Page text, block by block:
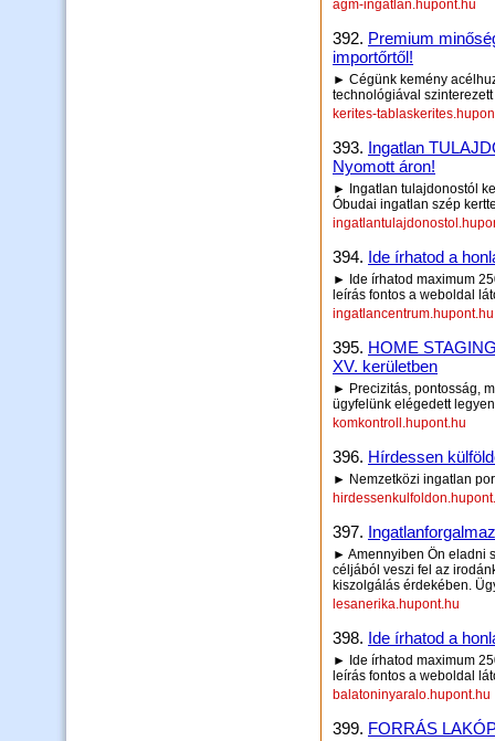
agm-ingatlan.hupont.hu
392. Premium
importőrtől!
► Cégünk kemény
technológiával
kerites-
393. Ingatlan
Nyomott áron!
► Ingatlan tulajdonostól
Óbudai ingatlan szép
394. Ide írhatod a
► Ide írhatod maximum
leírás fontos a weboldal
ingatlancentrum.hupont.hu
395. HOME
XV. kerületben
► Precizitás, pontosság,
ügyfelünk elégedett
komkontroll.hupont.hu
396. Hírdessen
► Nemzetközi ingatlan
397.
► Amennyiben Ön eladni
céljából veszi fel az
kiszolgálás érdekében.
lesanerika.hupont.hu
398. Ide írhatod a
► Ide írhatod maximum
leírás fontos a weboldal
balatoninyaralo.hupont.hu
399. FORRÁS